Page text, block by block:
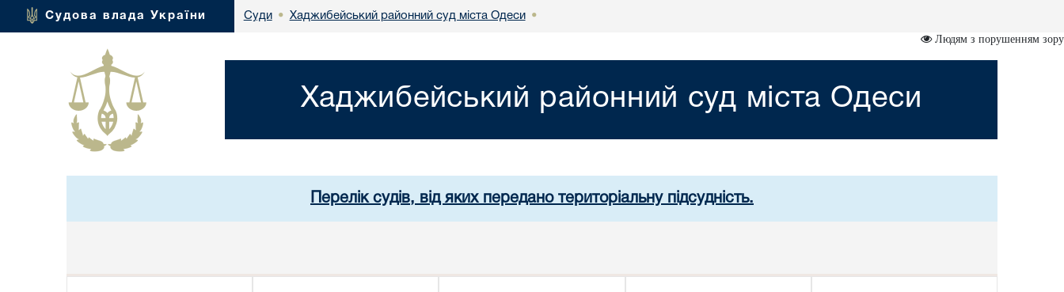
Судова влада України Суди • Хаджибейський районний суд міста Одеси •
Людям з порушенням зору
Хаджибейський районний суд міста Одеси
Перелік судів, від яких передано територіальну підсудність.